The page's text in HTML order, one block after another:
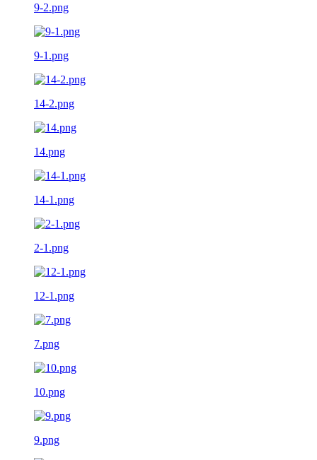
9-2.png
9-1.png
14-2.png
14.png
14-1.png
2-1.png
12-1.png
7.png
10.png
9.png